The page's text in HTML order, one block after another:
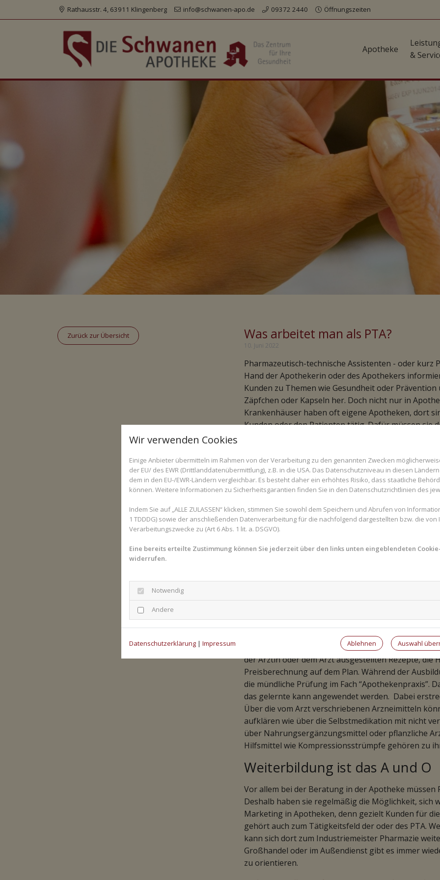
Rathausstr. 4, 63911 Klingenberg info@schwanen-apo.de 09372 2440 Öffnungszeiten
Apotheke
&
Zurück zur Übersicht Was arbeitet man als PTA?
10. Juni 2022
Pharmazeutisch-technische Assistenten - oder kurz
Hand der Apothekerin oder des Apothekers
Kunden zu Themen wie Gesundheit oder
Zäpfchen oder Kapseln her. Doch nicht nur in
Krankenhäuser haben oft eigene Apotheken, dort
Kunden oder den Patienten tätig. Dafür müssen sie
herstellen, da der Bedarf dafür größer ist. Auch in
Prüfinstitutionen werden PTA gebraucht. Auch bei
Ausbildung von PTA können sich Berufsfelder
Wie läuft die Ausbildung?
Die Voraussetzung für die Ausbildung zur oder
gleichwertiger oder höherer Abschluss. Wer eine
Interesse an Naturwissenschaften haben, über
einer Apotheke arbeiten möchte auch Spaß am
dauert zweieinhalb Jahre. Sie teilt sich auf in eine
staatlichen oder anerkannten privaten Schule und
An der Schule werden unter anderem Chemie,
unterrichtet. Schriftliche, mündliche und praktische
Ausbildung.
Beratung in vielen
In der Apotheke stehen dann die Beratung der
der Ärztin oder dem Arzt ausgestellten Rezepte, die
Preisberechnung auf dem Plan. Während der
die mündliche Prüfung im Fach “Apothekenpraxis”.
das gelernte kann angewendet werden. Dabei
Über die vom Arzt verschriebenen Arzneimitteln
aufklären wie über die Selbstmedikation mit nicht
über Nahrungsergänzungsmittel oder pflanzliche
Hilfsmittel wie Kompressionsstrümpfe gehören zu
Weiterbildung ist das A und O
Vor allem bei der Beratung in der Apotheke müssen
Deshalb haben sie regelmäßig die Möglichkeit, sich
Marketing in Apotheken, denn gezielt Kunden für
gehört auch zum Tätigkeitsfeld der oder des PTA.
kann sich dort zum Industriemeister Pharmazie
Großhandel oder im Außendienst gibt es immer
zu orientieren.
Wir verwenden Cookies
Einige Anbieter übermitteln im Rahmen von der Verarbeitung zu den genannten Zwecken
der EU/ des EWR (Drittlanddatenübermittlung), z.B. in die USA. Das Datenschutzniveau in diesen
dem in den EU-/EWR-Ländern vergleichbar. Es besteht daher ein erhöhtes Risiko, dass staatliche
können. Weitere Informationen zu Sicherheitsgarantien finden Sie in den Datenschutzrichtlinien des
Indem Sie auf „ALLE ZULASSEN“ klicken, stimmen Sie sowohl dem Speichern und Abrufen von
1 TDDDG) sowie der anschließenden Datenverarbeitung für die nachfolgend dargestellten bzw. die
Verarbeitungszwecke zu (Art 6 Abs. 1 lit. a. DSGVO).
Eine bereits erteilte Zustimmung können Sie jederzeit über den links unten eingeblendeten
widerrufen.
Notwendig
Andere
Datenschutzerklärung | Impressum Ablehnen Auswahl